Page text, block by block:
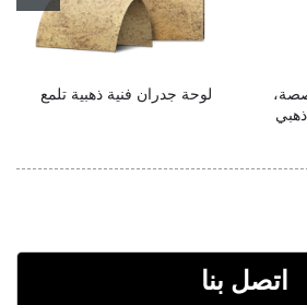
حجر فطري من البولي يوريثان بني
اتصل بنا